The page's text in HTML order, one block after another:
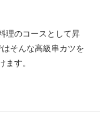
理のコースとして昇
そんな高級串カツを
す。